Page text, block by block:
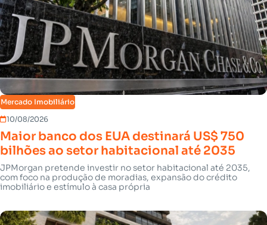
Mercado Imobiliário
10/08/2026
Maior banco dos EUA destinará US$ 750
bilhões ao setor habitacional até 2035
JPMorgan pretende investir no setor habitacional até 2035,
com foco na produção de moradias, expansão do crédito
imobiliário e estímulo à casa própria